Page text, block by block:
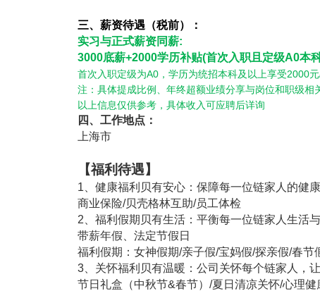
三、薪资待遇（税前）：
实习与正式薪资同薪:
3000底薪+2000学历补贴(首次入职且定级A0本
首次入职定级为A0 ，学历为统招本科及以上享受2000元
注：具体提成比例、年终超额业绩分享与岗位和职级相
以上信息仅供参考，具体收入可应聘后详询
四、工作地点：
上海市
【福利待遇】
1 、健康福利贝有安心：保障每一位链家人的健
商业保险/贝壳格林互助/员工体检
2 、福利假期贝有生活：平衡每一位链家人生活
带薪年假、法定节假日
福利假期：女神假期/亲子假/宝妈假/探亲假/春节
3 、关怀福利贝有温暖：公司关怀每个链家人，
节日礼盒（中秋节&春节） /夏日清凉关怀/心理健